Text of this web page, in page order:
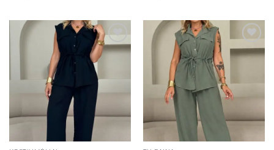
Mėgstamiausias Mėgstamiausias